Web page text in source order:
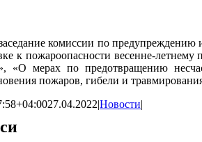
заседание комиссии по
к пожароопасности весенне-
«О мерах по предотвращению
пожаров, гибели и
27.04.2022|Новости|